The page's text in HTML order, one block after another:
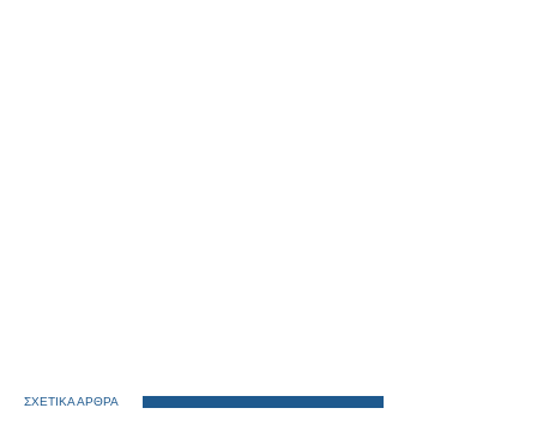
ΣΧΕΤΙΚΑ ΑΡΘΡΑ